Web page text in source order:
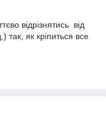
відрізнятись від
так, як кріпиться все